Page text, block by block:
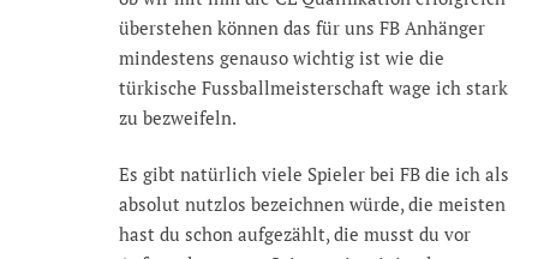
überstehen können das für uns FB Anhänger
mindestens genauso wichtig ist wie die
türkische Fussballmeisterschaft wage ich stark
zu bezweifeln.
Es gibt natürlich viele Spieler bei FB die ich als
absolut nutzlos bezeichnen würde, die meisten
hast du schon aufgezählt, die musst du vor